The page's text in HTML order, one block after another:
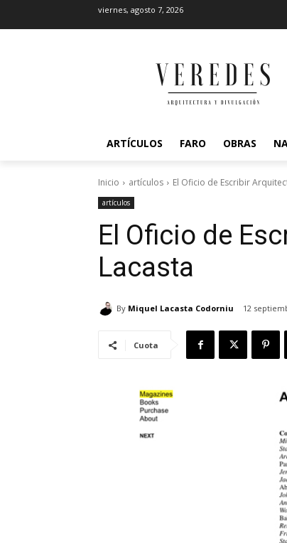
viernes, agosto 7, 2026
ARTÍCULOS FARO OBRAS
Inicio artículos El Oficio de Escribir
artículos
El Oficio de
Lacasta
By Miquel Lacasta Codorniu 12
Cuota